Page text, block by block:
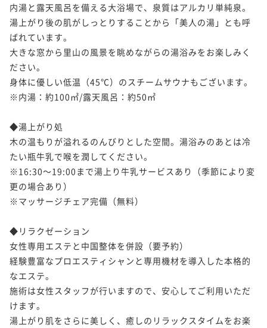
内湯と露天風呂を備える大浴場で、泉質はアルカリ単純泉。
湯上がり後の肌がしっとりすることから「美人の湯」とも呼
ばれています。
大きな窓から里山の風景を眺めながらの湯浴みをお楽しみく
ださい。
身体に優しい低温（45℃）のスチームサウナもございます。
※内湯：約100㎡/露天風呂：約50㎡
◆湯上がり処
木の温もりが溢れるのんびりとした空間。湯浴みのあとは冷
たい瓶牛乳で喉を潤してください。
※16:30～19:00まで湯上り牛乳サービスあり（季節により変
更の場合あり）
※マッサージチェア完備（無料）
◆リラクゼーション
女性専用エステと中国整体を併設（要予約）
経験豊富なプロエスティシャンと専用機材を導入した本格的
なエステ。
施術は女性スタッフが行いますので、安心してご利用いただ
けます。
湯上がり肌をさらに美しく、癒しのリラックスタイムをお楽